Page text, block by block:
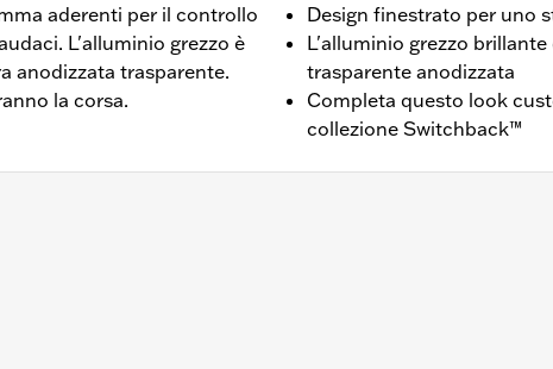
aderenti per il controllo
L'alluminio grezzo è
anodizzata trasparente.
la corsa.
Design finestrato per uno
L'alluminio grezzo
trasparente anodizzata
Completa questo look
collezione Switchback™